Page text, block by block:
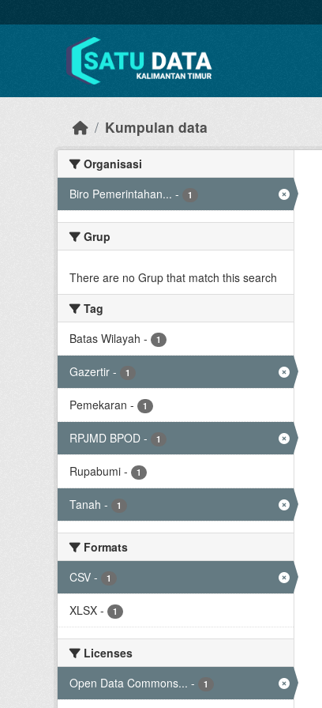
Kumpulan data
Organisasi
Biro Pemerintahan... - 1
Grup
There are no Grup that match this search
Tag
Batas Wilayah - 1
Gazertir - 1
Pemekaran - 1
RPJMD BPOD - 1
Rupabumi - 1
Tanah - 1
Formats
CSV - 1
XLSX - 1
Licenses
Open Data Commons... - 1